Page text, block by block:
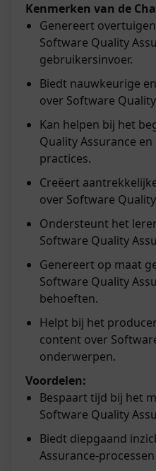
Kenmerken van de
Genereert
Software Quality
gebruikersinvoer.
Biedt nauwkeurige
over Software
Kan helpen bij het
Quality Assurance
practices.
Creëert
over Software
Ondersteunt het
Software Quality
Genereert op maat
Software Quality
behoeften.
Helpt bij het
content over
onderwerpen.
Voordelen:
Bespaart tijd bij het
Software Quality
Biedt diepgaand
Assurance-